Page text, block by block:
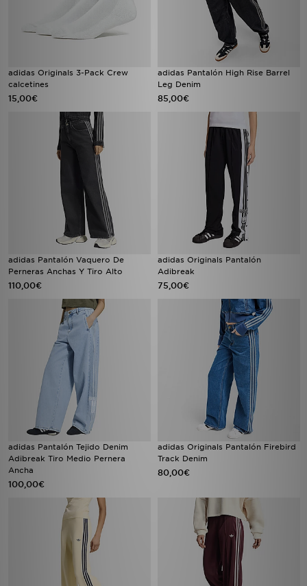
adidas Originals 3-Pack Crew
calcetines
15,00€
adidas Pantalón High Rise Barrel
Leg Denim
85,00€
adidas Pantalón Vaquero De
Perneras Anchas Y Tiro Alto
110,00€
adidas Originals Pantalón
Adibreak
75,00€
adidas Pantalón Tejido Denim
Adibreak Tiro Medio Pernera
Ancha
100,00€
adidas Originals Pantalón Firebird
Track Denim
80,00€